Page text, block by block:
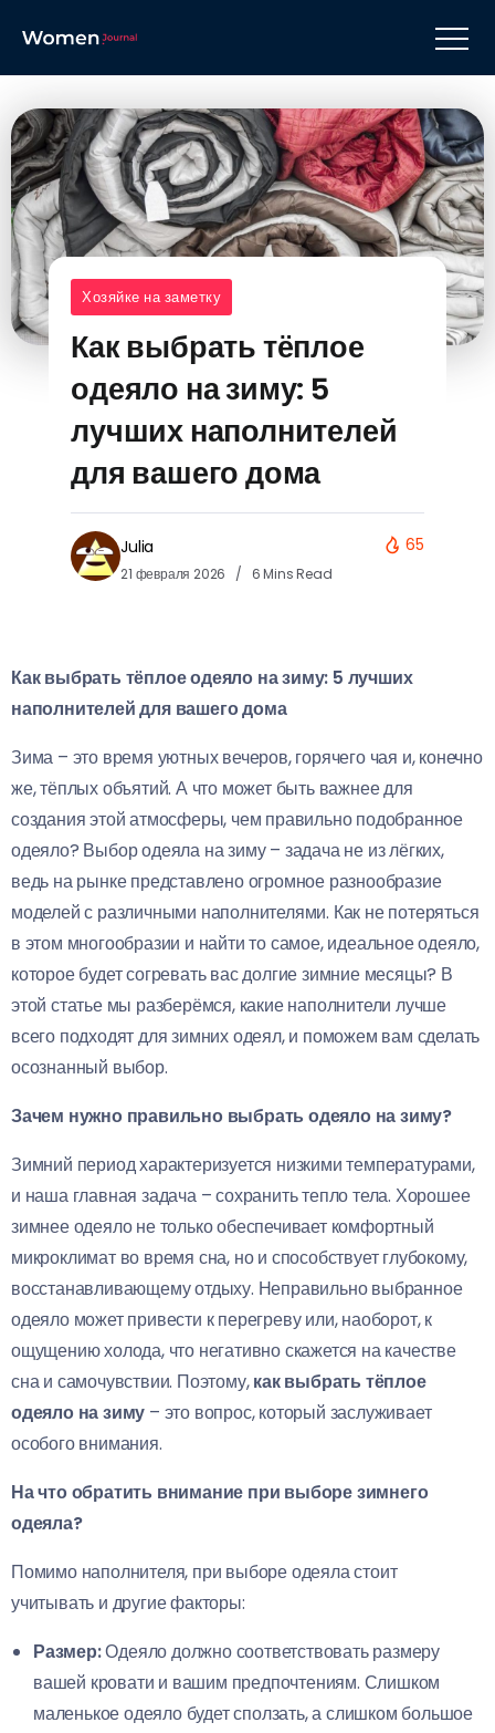
Хозяйке на заметку
Как выбрать тёплое
одеяло на зиму: 5
лучших наполнителей
для вашего дома
Julia
21 февраля 2026 6 Mins Read
65
Как выбрать тёплое одеяло на зиму: 5 лучших
наполнителей для вашего дома
Зима – это время уютных вечеров, горячего чая и, конечно
же, тёплых объятий. А что может быть важнее для
создания этой атмосферы, чем правильно подобранное
одеяло? Выбор одеяла на зиму – задача не из лёгких,
ведь на рынке представлено огромное разнообразие
моделей с различными наполнителями. Как не потеряться
в этом многообразии и найти то самое, идеальное одеяло,
которое будет согревать вас долгие зимние месяцы? В
этой статье мы разберёмся, какие наполнители лучше
всего подходят для зимних одеял, и поможем вам сделать
осознанный выбор.
Зачем нужно правильно выбрать одеяло на зиму?
Зимний период характеризуется низкими температурами,
и наша главная задача – сохранить тепло тела. Хорошее
зимнее одеяло не только обеспечивает комфортный
микроклимат во время сна, но и способствует глубокому,
восстанавливающему отдыху. Неправильно выбранное
одеяло может привести к перегреву или, наоборот, к
ощущению холода, что негативно скажется на качестве
сна и самочувствии. Поэтому,как выбрать тёплое
одеяло на зиму – это вопрос, который заслуживает
особого внимания.
На что обратить внимание при выборе зимнего
одеяла?
Помимо наполнителя, при выборе одеяла стоит
учитывать и другие факторы:
Размер:Одеяло должно соответствовать размеру
вашей кровати и вашим предпочтениям. Слишком
маленькое одеяло будет сползать, а слишком большое